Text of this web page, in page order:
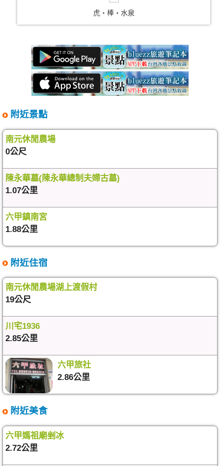
虎‧棒‧水泉
附近景點
南元休閒農場
0公尺
陳永華墓(陳永華總制夫婦古墓)
1.07公里
六甲鎮南宮
1.88公里
附近住宿
南元休閒農場湖上渡假村
19公尺
川宅1936
2.85公里
六甲旅社
2.86公里
附近美食
六甲媽祖廟剉冰
2.72公里